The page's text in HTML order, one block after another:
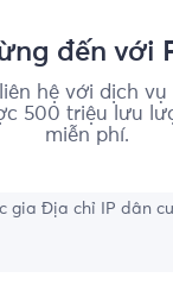
trợ hàng đầu
tích hợp
chúng
rằng việc
tôi vào
dàng nhất có
đến với
hệ với dịch
500 triệu lưu
miễn phí.
gia Địa chỉ IP dân